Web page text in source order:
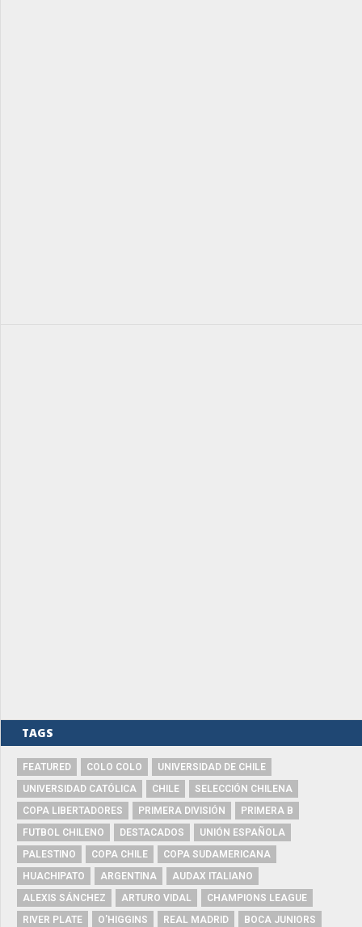
TAGS
FEATURED COLO COLO
UNIVERSIDAD DE CHILE
UNIVERSIDAD CATÓLICA
CHILE
SELECCIÓN CHILENA
COPA LIBERTADORES
PRIMERA DIVISIÓN
PRIMERA B
FUTBOL CHILENO
DESTACADOS
UNIÓN ESPAÑOLA
PALESTINO
COPA CHILE
COPA SUDAMERICANA
HUACHIPATO
ARGENTINA
AUDAX ITALIANO
ALEXIS SÁNCHEZ
ARTURO VIDAL
CHAMPIONS LEAGUE
RIVER PLATE
O'HIGGINS REAL MADRID
BOCA JUNIORS